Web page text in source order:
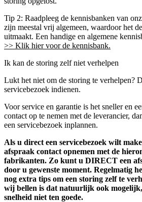
Tip 2: Raadpleeg de kennisbanken van
zijn meestal vrij algemeen, waardoor het
uitmaakt. Een handige en algemene
>> Klik hier voor de kennisbank.
Ik kan de storing zelf niet verhelpen
Lukt het niet om de storing te verhelpen?
servicebezoek indienen.
Voor service en garantie is het sneller en
contact op te nemen met de leverancier,
een servicebezoek inplannen.
Als u direct een servicebezoek wilt
afspraak contact opnemen met de
fabrikanten. Zo kunt u DIRECT een
door u gewenste moment. Regelmatig
nog extra tips om een storing zelf te
wij bellen is dat natuurlijk ook
snelheid niet ten goede.